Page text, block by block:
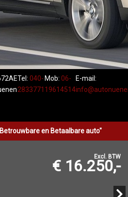
Tel: 040-
2833771
Mob: 06-
19614514
E-mail:
en Betaalbare auto"
Excl. BTW
€ 16.250,-